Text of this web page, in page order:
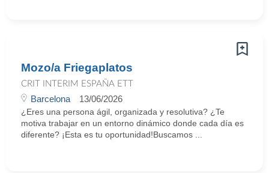
Mozo/a Friegaplatos
CRIT INTERIM ESPAÑA ETT
Barcelona 13/06/2026
¿Eres una persona ágil, organizada y resolutiva? ¿Te
motiva trabajar en un entorno dinámico donde cada día es
diferente? ¡Esta es tu oportunidad!Buscamos ...